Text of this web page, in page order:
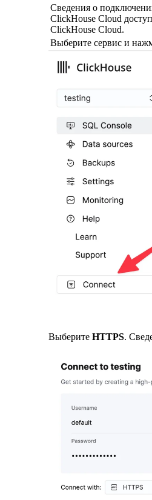
Сведения о
ClickHouse Cloud
ClickHouse Cloud.
Выберите сервис и
Выберите HTTPS.